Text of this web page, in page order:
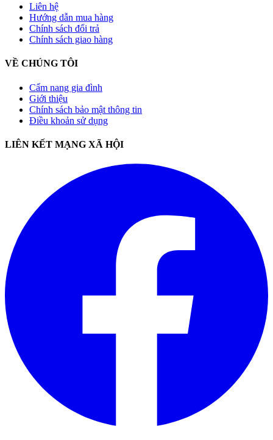
Liên hệ
Hướng dẫn mua hàng
Chính sách đổi trả
Chính sách giao hàng
VỀ CHÚNG TÔI
Cẩm nang gia đình
Giới thiệu
Chính sách bảo mật thông tin
Điều khoản sử dụng
LIÊN KẾT MẠNG XÃ HỘI